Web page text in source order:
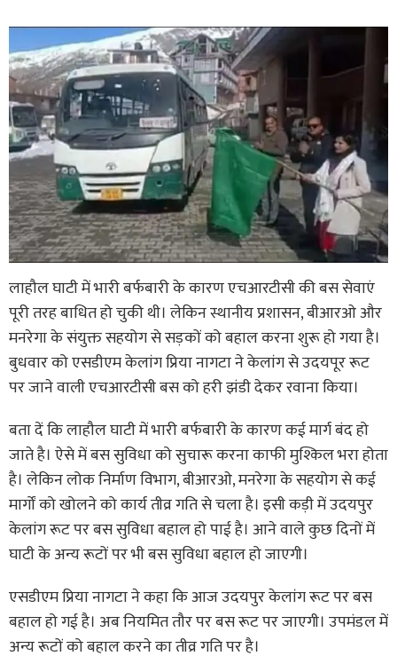
लाहौल घाटी में भारी बर्फबारी के कारण एचआरटीसी की बस सेवाएं
पूरी तरह बाधित हो चुकी थी। लेकिन स्थानीय प्रशासन, बीआरओ और
मनरेगा के संयुक्त सहयोग से सड़कों को बहाल करना शुरू हो गया है।
बुधवार को एसडीएम केलांग प्रिया नागटा ने केलांग से उदयपूर रूट
पर जाने वाली एचआरटीसी बस को हरी झंडी देकर रवाना किया।
बता दें कि लाहौल घाटी में भारी बर्फबारी के कारण कई मार्ग बंद हो
जाते है। ऐसे में बस सुविधा को सुचारू करना काफी मुश्किल भरा होता
है। लेकिन लोक निर्माण विभाग, बीआरओ, मनरेगा के सहयोग से कई
मार्गों को खोलने को कार्य तीव्र गति से चला है। इसी कड़ी में उदयपुर
केलांग रूट पर बस सुविधा बहाल हो पाई है। आने वाले कुछ दिनों में
घाटी के अन्य रूटों पर भी बस सुविधा बहाल हो जाएगी।
एसडीएम प्रिया नागटा ने कहा कि आज उदयपुर केलांग रूट पर बस
बहाल हो गई है। अब नियमित तौर पर बस रूट पर जाएगी। उपमंडल में
अन्य रूटों को बहाल करने का तीव्र गति पर है।